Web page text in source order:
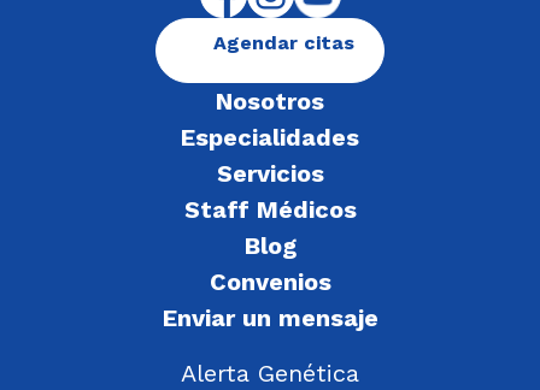
Nosotros
Especialidades
Servicios
Staff Médicos
Blog
Convenios
Enviar un mensaje
Alerta Genética
Agendar citas